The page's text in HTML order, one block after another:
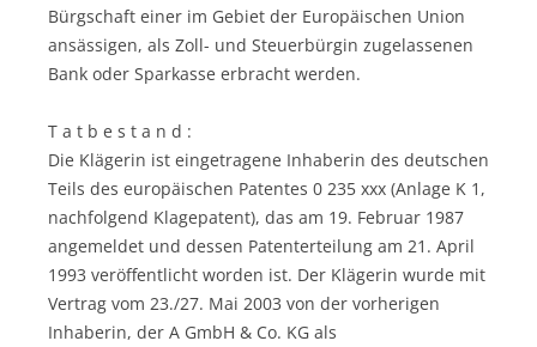
Bürgschaft einer im Gebiet der Europäischen Union
ansässigen, als Zoll- und Steuerbürgin zugelassenen
Bank oder Sparkasse erbracht werden.
T a t b e s t a n d :
Die Klägerin ist eingetragene Inhaberin des deutschen
Teils des europäischen Patentes 0 235 xxx (Anlage K 1,
nachfolgend Klagepatent), das am 19. Februar 1987
angemeldet und dessen Patenterteilung am 21. April
1993 veröffentlicht worden ist. Der Klägerin wurde mit
Vertrag vom 23./27. Mai 2003 von der vorherigen
Inhaberin, der A GmbH & Co. KG als